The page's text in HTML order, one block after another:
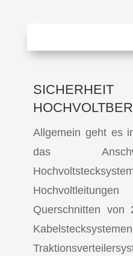
Allgemein geht es
das
Querschnitten